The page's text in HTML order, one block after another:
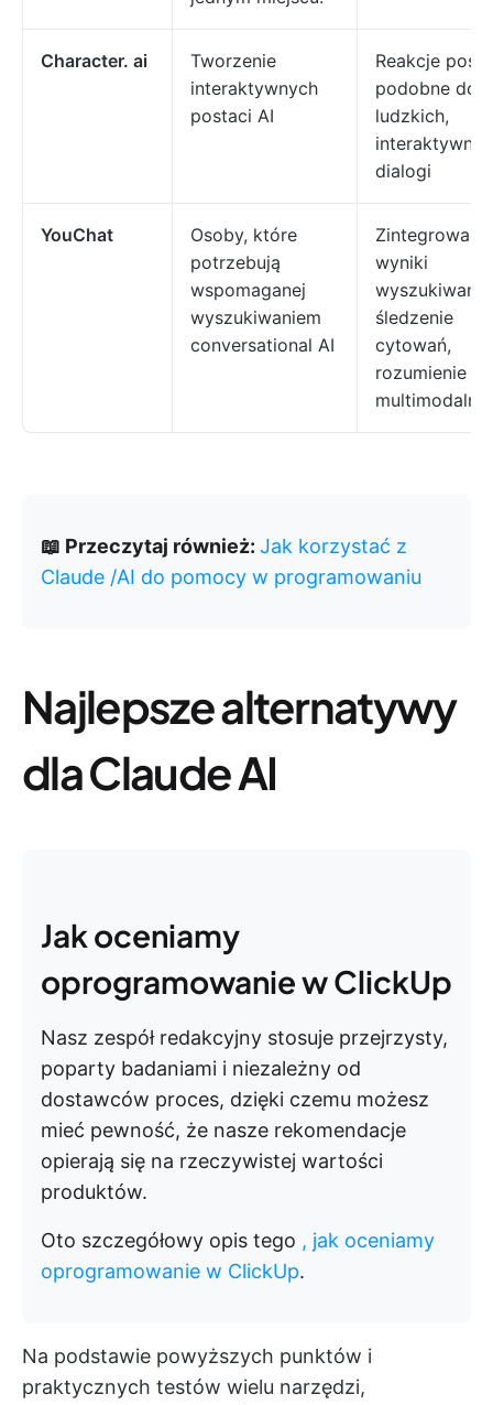
Character. ai
Tworzenie
interaktywnych
postaci AI
Reakcje
podobne do
ludzkich,
interaktywne
dialogi
YouChat
Osoby, które
potrzebują
wspomaganej
wyszukiwaniem
conversational AI
Zintegrowane
wyniki
śledzenie
cytowań,
rozumienie
multimodalne
📖 Przeczytaj również: Jak korzystać z
Claude /AI do pomocy w programowaniu
Najlepsze alternatywy
dla Claude AI
Jak oceniamy
oprogramowanie w ClickUp
Nasz zespół redakcyjny stosuje przejrzysty,
poparty badaniami i niezależny od
dostawców proces, dzięki czemu możesz
mieć pewność, że nasze rekomendacje
opierają się na rzeczywistej wartości
produktów.
Oto szczegółowy opis tego , jak oceniamy
oprogramowanie w ClickUp.
Na podstawie powyższych punktów i
praktycznych testów wielu narzędzi,